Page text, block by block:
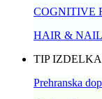
COGNITIVE
HAIR &
TIP IZDELKA
Prehranska